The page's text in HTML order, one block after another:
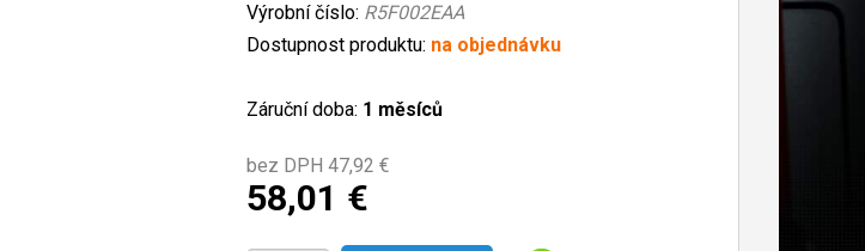
Výrobní číslo: R5F002EAA
Dostupnost produktu: na objednávku
Záruční doba: 1 měsíců
bez DPH 47,92 €
58,01 €